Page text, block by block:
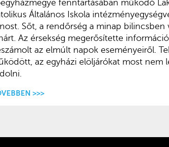
fenntartásában működő
Általános Iskola
Sőt, a rendőrség a minap
Az érsekség megerősítette
az elmúlt napok eseményeiről.
az egyházi elöljárókat most nem
>>>